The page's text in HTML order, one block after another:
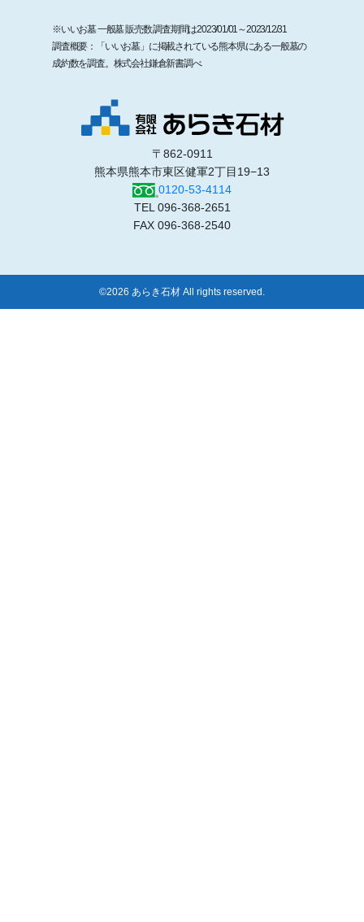
〒862-0911
熊本県熊本市東区健軍2丁目19−13
0120-53-4114
TEL 096-368-2651
FAX 096-368-2540
※いいお墓 一般墓 販売数 調査期間は2023/01/01～2023/12/31
調査概要：「いいお墓」に掲載されている熊本県にある一般墓の
成約数を調査。株式会社鎌倉新書調べ
©2026 あらき石材 All rights reserved.